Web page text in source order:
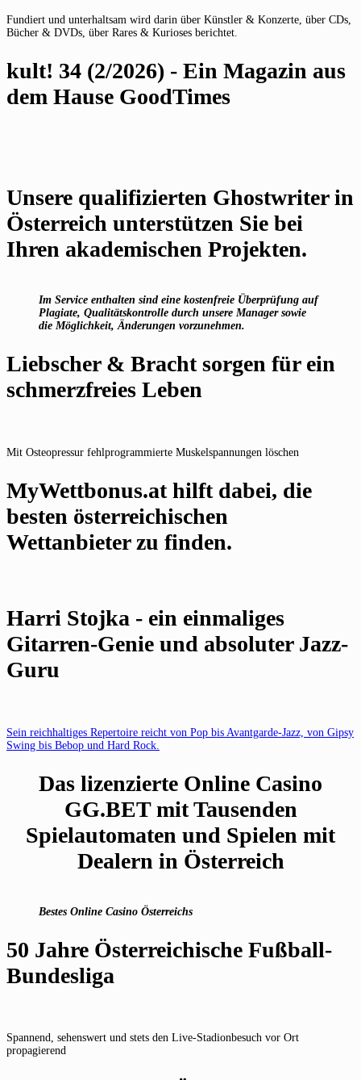
Fundiert und unterhaltsam wird darin über Künstler & Konzerte, über CDs,
Bücher & DVDs, über Rares & Kurioses berichtet.
kult! 34 (2/2026) - Ein Magazin aus
dem Hause GoodTimes
Unsere qualifizierten Ghostwriter in
Österreich unterstützen Sie bei
Ihren akademischen Projekten.
Im Service enthalten sind eine kostenfreie Überprüfung auf
Plagiate, Qualitätskontrolle durch unsere Manager sowie
die Möglichkeit, Änderungen vorzunehmen.
Liebscher & Bracht sorgen für ein
schmerzfreies Leben
Mit Osteopressur fehlprogrammierte Muskelspannungen löschen
MyWettbonus.at hilft dabei, die
besten österreichischen
Wettanbieter zu finden.
Harri Stojka - ein einmaliges
Gitarren-Genie und absoluter Jazz-
Guru
Sein reichhaltiges Repertoire reicht von Pop bis Avantgarde-Jazz, von Gipsy
Swing bis Bebop und Hard Rock.
Das lizenzierte Online Casino
GG.BET mit Tausenden
Spielautomaten und Spielen mit
Dealern in Österreich
Bestes Online Casino Österreichs
50 Jahre Österreichische Fußball-
Bundesliga
Spannend, sehenswert und stets den Live-Stadionbesuch vor Ort
propagierend